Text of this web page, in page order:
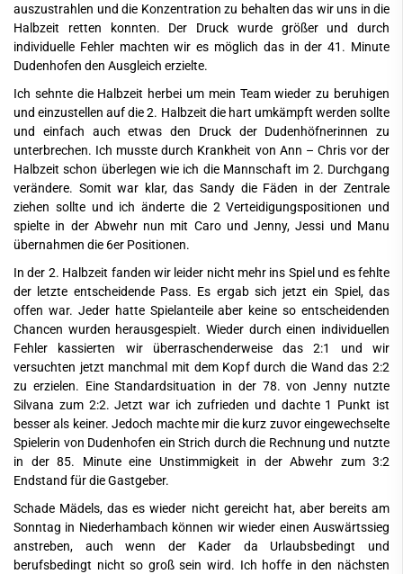
auszustrahlen und die Konzentration zu behalten das wir uns in die
Halbzeit retten konnten. Der Druck wurde größer und durch
individuelle Fehler machten wir es möglich das in der 41. Minute
Dudenhofen den Ausgleich erzielte.
Ich sehnte die Halbzeit herbei um mein Team wieder zu beruhigen
und einzustellen auf die 2. Halbzeit die hart umkämpft werden sollte
und einfach auch etwas den Druck der Dudenhöfnerinnen zu
unterbrechen. Ich musste durch Krankheit von Ann – Chris vor der
Halbzeit schon überlegen wie ich die Mannschaft im 2. Durchgang
verändere. Somit war klar, das Sandy die Fäden in der Zentrale
ziehen sollte und ich änderte die 2 Verteidigungspositionen und
spielte in der Abwehr nun mit Caro und Jenny, Jessi und Manu
übernahmen die 6er Positionen.
In der 2. Halbzeit fanden wir leider nicht mehr ins Spiel und es fehlte
der letzte entscheidende Pass. Es ergab sich jetzt ein Spiel, das
offen war. Jeder hatte Spielanteile aber keine so entscheidenden
Chancen wurden herausgespielt. Wieder durch einen individuellen
Fehler kassierten wir überraschenderweise das 2:1 und wir
versuchten jetzt manchmal mit dem Kopf durch die Wand das 2:2
zu erzielen. Eine Standardsituation in der 78. von Jenny nutzte
Silvana zum 2:2. Jetzt war ich zufrieden und dachte 1 Punkt ist
besser als keiner. Jedoch machte mir die kurz zuvor eingewechselte
Spielerin von Dudenhofen ein Strich durch die Rechnung und nutzte
in der 85. Minute eine Unstimmigkeit in der Abwehr zum 3:2
Endstand für die Gastgeber.
Schade Mädels, das es wieder nicht gereicht hat, aber bereits am
Sonntag in Niederhambach können wir wieder einen Auswärtssieg
anstreben, auch wenn der Kader da Urlaubsbedingt und
berufsbedingt nicht so groß sein wird. Ich hoffe in den nächsten